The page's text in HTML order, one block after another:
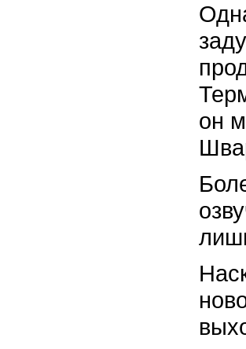
он